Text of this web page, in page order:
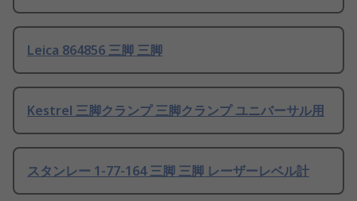
Leica 864856 三脚 三脚
Kestrel 三脚クランプ 三脚クランプ ユニバーサル用
スタンレー 1-77-164 三脚 三脚 レーザーレベル計